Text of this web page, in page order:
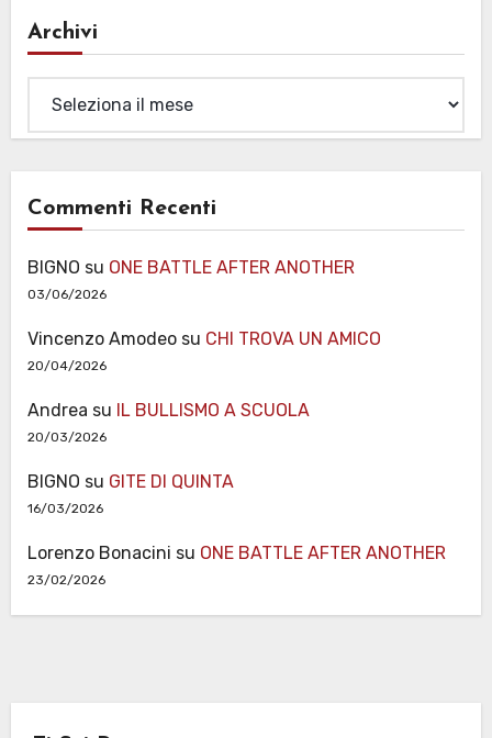
Archivi
Commenti Recenti
BIGNO su ONE BATTLE AFTER ANOTHER
03/06/2026
Vincenzo Amodeosu CHI TROVA UN AMICO
20/04/2026
Andrea su IL BULLISMO A SCUOLA
20/03/2026
BIGNO su GITE DI QUINTA
16/03/2026
Lorenzo Bonacini su ONE BATTLE AFTER ANOTHER
23/02/2026